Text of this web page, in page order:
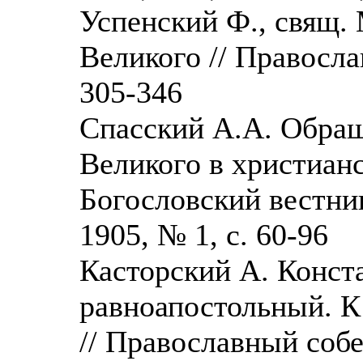
Успенский Ф., свящ.
Великого //
305-346
Спасский А.А.
Великого в
Богословский
1905, № 1, с. 60-96
Касторский А.
равноапостольный.
// Православный